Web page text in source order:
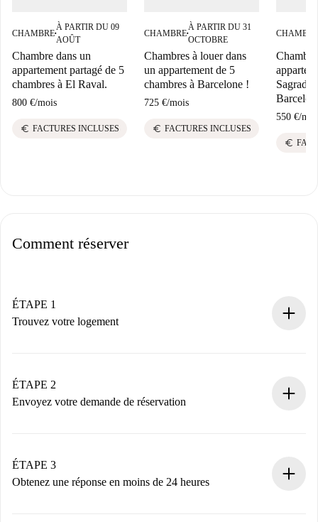
CHAMBRE■
À PARTIR DU 09
AOÛT
Chambre dans un
appartement partagé de 5
chambres à El Raval.
800 €/mois
euro FACTURES INCLUSES
CHAMBRE■
À PARTIR DU 31
OCTOBRE
Chambres à louer dans
un appartement de 5
chambres à Barcelone !
725 €/mois
euro FACTURES INCLUSES
CHAMBRE
Sagrada
550 €/
euro
Comment réserver
ÉTAPE 1
Trouvez votre logement
Vous disposez à l’avance de toutes les informations
nécessaires.
ÉTAPE 2
Envoyez votre demande de réservation
Nous ne vous facturerons rien tant que le propriétaire
n’aura pas accepté.
ÉTAPE 3
Obtenez une réponse en moins de 24 heures